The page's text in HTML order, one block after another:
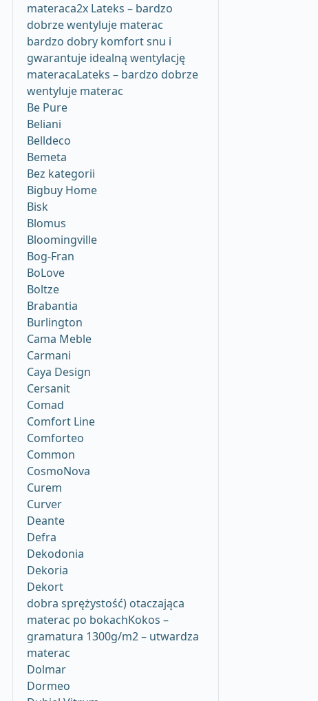
materaca2x Lateks – bardzo
dobrze wentyluje materac
bardzo dobry komfort snu i
gwarantuje idealną wentylację
materacaLateks – bardzo dobrze
wentyluje materac
Be Pure
Beliani
Belldeco
Bemeta
Bez kategorii
Bigbuy Home
Bisk
Blomus
Bloomingville
Bog-Fran
BoLove
Boltze
Brabantia
Burlington
Cama Meble
Carmani
Caya Design
Cersanit
Comad
Comfort Line
Comforteo
Common
CosmoNova
Curem
Curver
Deante
Defra
Dekodonia
Dekoria
Dekort
dobra sprężystość) otaczająca
materac po bokachKokos –
gramatura 1300g/m2 – utwardza
materac
Dolmar
Dormeo